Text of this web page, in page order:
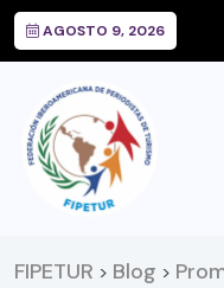
AGOSTO 9, 2026
FIPETUR > Blog >